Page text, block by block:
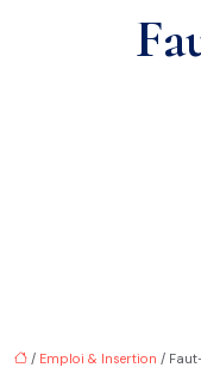
/ Emploi & Insertion /